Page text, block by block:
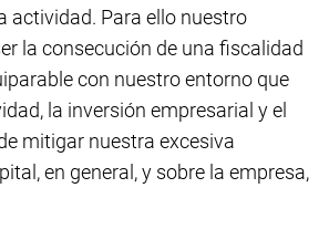
actividad. Para ello nuestro
la consecución de una fiscalidad
con nuestro entorno que
la inversión empresarial y el
mitigar nuestra excesiva
en general, y sobre la empresa,